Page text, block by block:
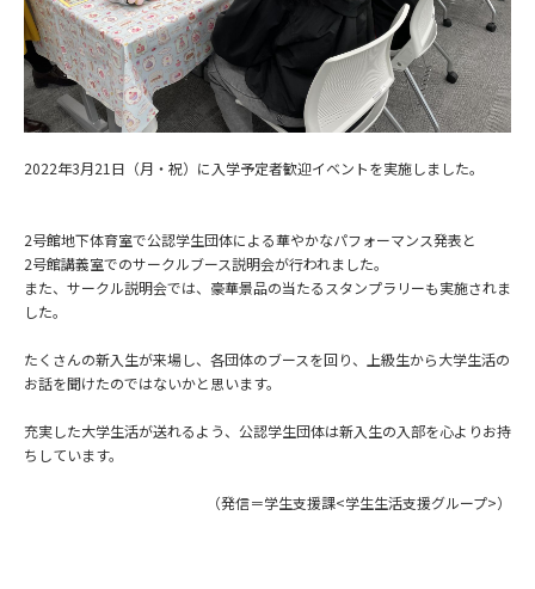
2022年3月21日（月・祝）に入学予定者歓迎イベントを実施しました。
2号館地下体育室で公認学生団体による華やかなパフォーマンス発表と
2号館講義室でのサークルブース説明会が行われました。
また、サークル説明会では、豪華景品の当たるスタンプラリーも実施されま
した。
たくさんの新入生が来場し、各団体のブースを回り、上級生から大学生活の
お話を聞けたのではないかと思います。
充実した大学生活が送れるよう、公認学生団体は新入生の入部を心よりお持
ちしています。
（発信＝学生支援課<学生生活支援グループ>）